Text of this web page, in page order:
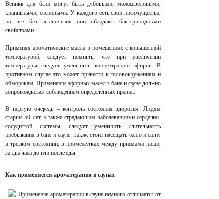
Веники для бани могут быть дубовыми, можжевеловыми,
крапивными, сосновыми. У каждого есть свои преимущества,
но все без исключения они обладают бактерицидными
свойствами.
Применяя ароматические масла в помещениях с повышенной
температурой, следует помнить, что при увеличении
температуры следует уменьшить концентрацию эфиров. В
противном случае это может привести к головокружениям и
обморокам. Применение эфирных масел в бане и сауне должно
сопровождаться соблюдением определенных правил.
В первую очередь – контроль состояния здоровья. Людям
старше 50 лет, а также страдающим заболеваниями сердечно-
сосудистой системы, следует уменьшить длительность
пребывания в бане и сауне. Также стоит посещать баню и сауну
в трезвом состоянии, в промежутках между приемами пищи,
за два часа до или после еды.
Как применяется ароматерапия в саунах
Применение ароматерапии в сауне немного отличается от